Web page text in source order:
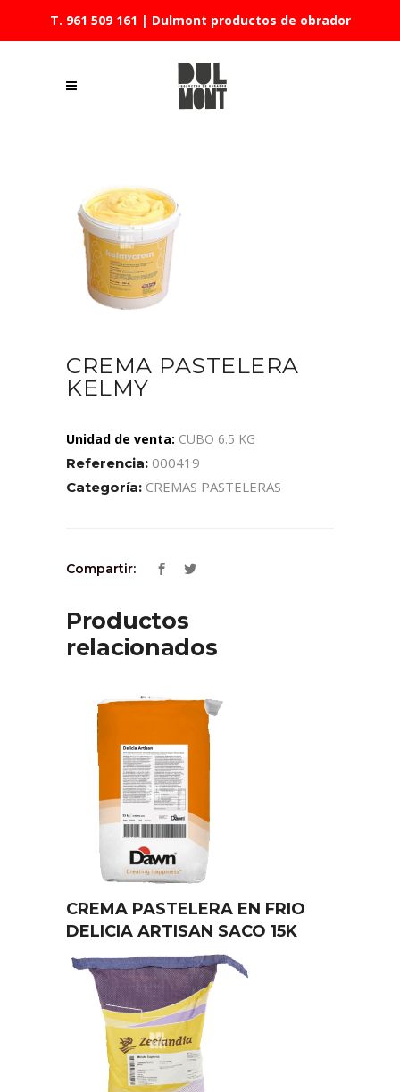
T. 961 509 161 | Dulmont productos de obrador
CREMA PASTELERA
KELMY
Unidad de venta: CUBO 6.5 KG
Referencia: 000419
Categoría: CREMAS PASTELERAS
Compartir:
Productos
relacionados
CREMA PASTELERA EN FRIO
DELICIA ARTISAN SACO 15K